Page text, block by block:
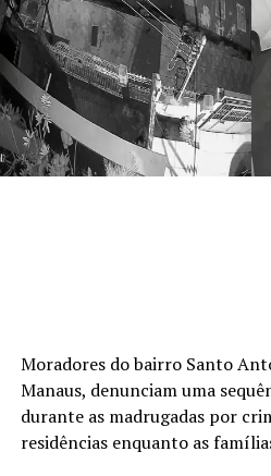
Moradores do bairro Santo
Manaus, denunciam uma
durante as madrugadas por
residências enquanto as